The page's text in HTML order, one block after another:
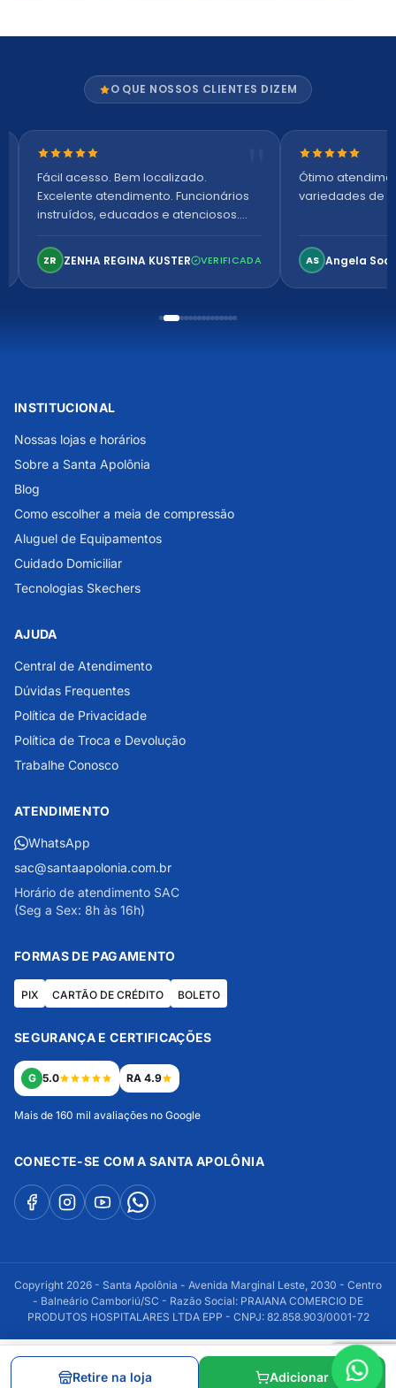
O QUE NOSSOS CLIENTES DIZEM
Nota 5 de 5 estrelas
Fácil acesso. Bem localizado.
Excelente atendimento. Funcionários
instruídos, educados e atenciosos.
confortável. Perfeito!
ZR ZENHA REGINA KUSTER VERIFICADA
Nota 5 de 5
Ótimo
variedades de
AS Angela
INSTITUCIONAL
Nossas lojas e horários
Sobre a Santa Apolônia
Blog
Como escolher a meia de compressão
Aluguel de Equipamentos
Cuidado Domiciliar
Tecnologias Skechers
AJUDA
Central de Atendimento
Dúvidas Frequentes
Política de Privacidade
Política de Troca e Devolução
Trabalhe Conosco
ATENDIMENTO
WhatsApp
sac@santaapolonia.com.br
Horário de atendimento SAC
(Seg a Sex: 8h às 16h)
FORMAS DE PAGAMENTO
PIX CARTÃO DE CRÉDITO BOLETO
SEGURANÇA E CERTIFICAÇÕES
G 5.0 RA 4.9
Mais de 160 mil avaliações no Google
CONECTE-SE COM A SANTA APOLÔNIA
Copyright 2026 - Santa Apolônia - Avenida Marginal Leste, 2030 - Centro
- Balneário Camboriú/SC - Razão Social: PRAIANA COMERCIO DE
PRODUTOS HOSPITALARES LTDA EPP - CNPJ: 82.858.903/0001-72
Retire na loja Adicionar